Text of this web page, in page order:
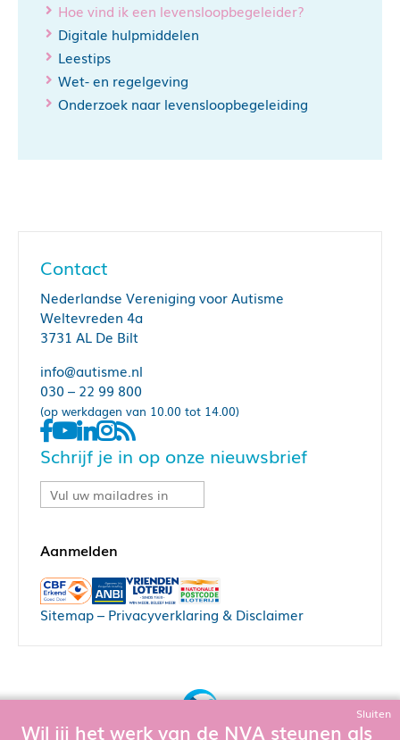
Hoe vind ik een levensloopbegeleider?
Digitale hulpmiddelen
Leestips
Wet- en regelgeving
Onderzoek naar levensloopbegeleiding
Contact
Nederlandse Vereniging voor Autisme
Weltevreden 4a
3731 AL De Bilt
info@autisme.nl
030 – 22 99 800
(op werkdagen van 10.00 tot 14.00)
Schrijf je in op onze nieuwsbrief
Sitemap– Privacyverklaring & Disclaimer
Sluiten
Wil jij het werk van de NVA steunen als